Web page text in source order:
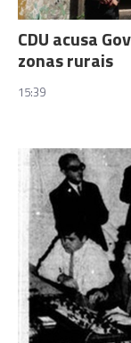
CDU acusa
zonas rurais
15:39